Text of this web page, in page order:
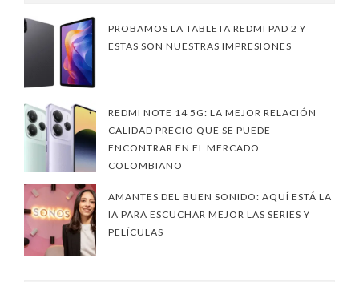
PROBAMOS LA TABLETA REDMI PAD 2 Y
ESTAS SON NUESTRAS IMPRESIONES
REDMI NOTE 14 5G: LA MEJOR RELACIÓN
CALIDAD PRECIO QUE SE PUEDE
ENCONTRAR EN EL MERCADO
COLOMBIANO
AMANTES DEL BUEN SONIDO: AQUÍ ESTÁ LA
IA PARA ESCUCHAR MEJOR LAS SERIES Y
PELÍCULAS